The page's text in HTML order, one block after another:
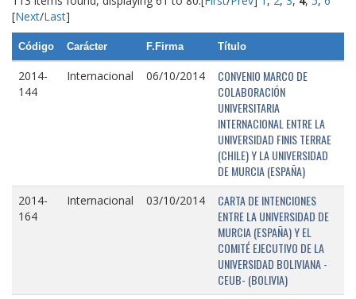
[Next/Last]
Código Carácter F.Firma Título
2014-
144
Internacional 06/10/2014
CONVENIO MARCO DE
COLABORACIÓN
UNIVERSITARIA
INTERNACIONAL ENTRE LA
UNIVERSIDAD FINIS TERRAE
(CHILE) Y LA UNIVERSIDAD
DE MURCIA (ESPAÑA)
2014-
164
Internacional 03/10/2014
CARTA DE INTENCIONES
ENTRE LA UNIVERSIDAD DE
MURCIA (ESPAÑA) Y EL
COMITÉ EJECUTIVO DE LA
UNIVERSIDAD BOLIVIANA -
CEUB- (BOLIVIA)